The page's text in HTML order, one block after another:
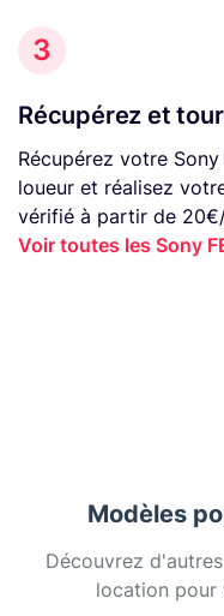
3
Récupérez et
Récupérez votre
loueur et réalisez
vérifié à partir de
Voir toutes les Sony
Modèles
Découvrez
location pour